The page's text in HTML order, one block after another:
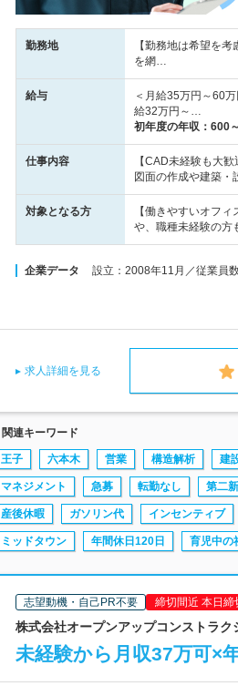
勤務地
【勤務地は希望を
を網…
給与
＜月給35万円～60
給32万円～…
初年度の年収： 600
仕事内容
【CAD未経験も大
図面の作成や建築・
対象となる方
【働きやすいオフ
や、職種未経験の
企業データ 設立：2008年11月／従業員
求人詳細を見る
関連キーワード
王子 六本木 営業 構造解析 建
マネジメント 急募 転勤なし 第二
産後休暇 ガソリン代 インセンティブ
ミッドタウン 年間休日120日 育児中の
志望動機・自己PR不要 締切間近 本日締
株式会社オープンアップコンストラ
未経験から月収37万可×